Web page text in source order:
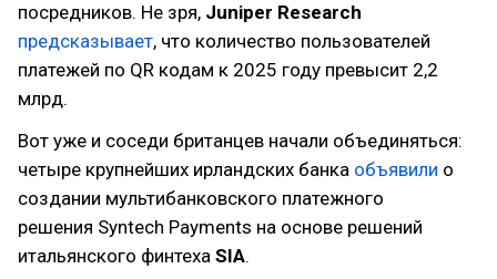
посредников. Не зря, Juniper Research
предсказывает, что количество пользователей
платежей по QR кодам к 2025 году превысит 2,2
млрд.
Вот уже и соседи британцев начали объединяться:
четыре крупнейших ирландских банка объявили о
создании мультибанковского платежного
решения Syntech Payments на основе решений
итальянского финтеха SIA.